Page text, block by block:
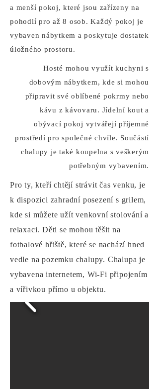
a menší pokoj, které jsou zařízeny na
pohodlí pro až 8 osob. Každý pokoj je
vybaven nábytkem a poskytuje dostatek
úložného prostoru.
Hosté mohou využít kuchyni s
dobovým nábytkem, kde si mohou
připravit své oblíbené pokrmy nebo
kávu z kávovaru. Jídelní kout a
obývací pokoj vytvářejí příjemné
prostředí pro společné chvíle. Součástí
chalupy je také koupelna s veškerým
potřebným vybavením.
Pro ty, kteří chtějí strávit čas venku, je
k dispozici zahradní posezení s grilem,
kde si můžete užít venkovní stolování a
relaxaci. Děti se mohou těšit na
fotbalové hřiště, které se nachází hned
vedle na pozemku chalupy. Chalupa je
vybavena internetem, Wi-Fi připojením
a vířivkou přímo u objektu.